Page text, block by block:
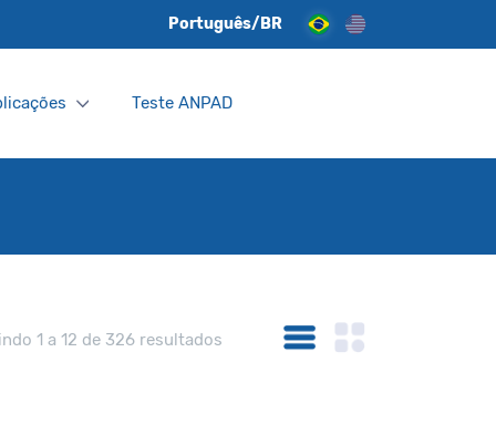
Português/BR
Teste ANPAD
1 a 12 de 326 resultados